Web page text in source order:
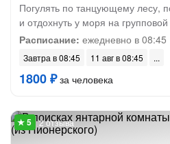
Погулять по танцующему лесу,
и отдохнуть у моря на групповой
Расписание: ежедневно в 08:45
Завтра в 08:45 11 авг в 08:45
1800 ₽за человека
2 отзыва